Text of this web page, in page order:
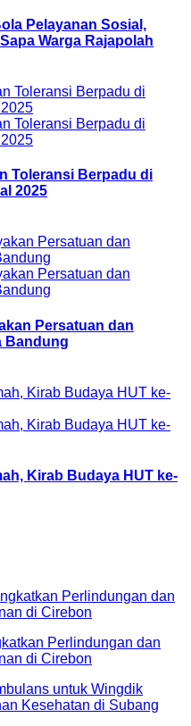
Pelayanan Sosial,
Warga Rajapolah
Toleransi Berpadu di
2025
Persatuan dan
Bandung
Kirab Budaya HUT ke-
Perlindungan dan
di Cirebon